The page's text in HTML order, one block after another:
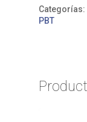
Categorías:
PBT